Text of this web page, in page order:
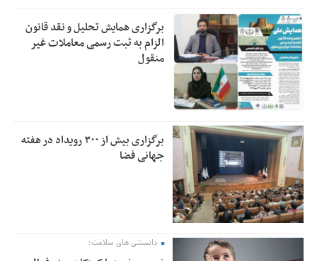
برگزاری همایش تحلیل و نقد قانون
الزام به ثبت رسمی معاملات غیر
منقول
برگزاری بیش از ۳۰۰ رویداد در هفته
جهانی فضا
دانستنی های سلامت؛